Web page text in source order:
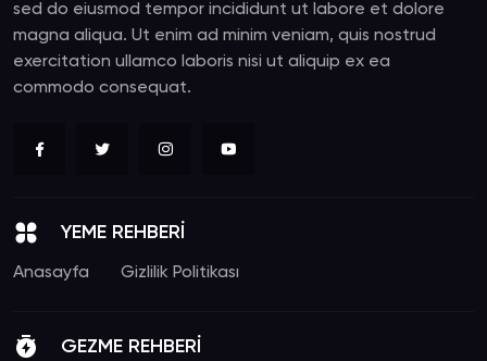
sed do eiusmod tempor incididunt ut labore et dolore
magna aliqua. Ut enim ad minim veniam, quis nostrud
exercitation ullamco laboris nisi ut aliquip ex ea
commodo consequat.
YEME REHBERİ
Anasayfa Gizlilik Politikası
GEZME REHBERİ